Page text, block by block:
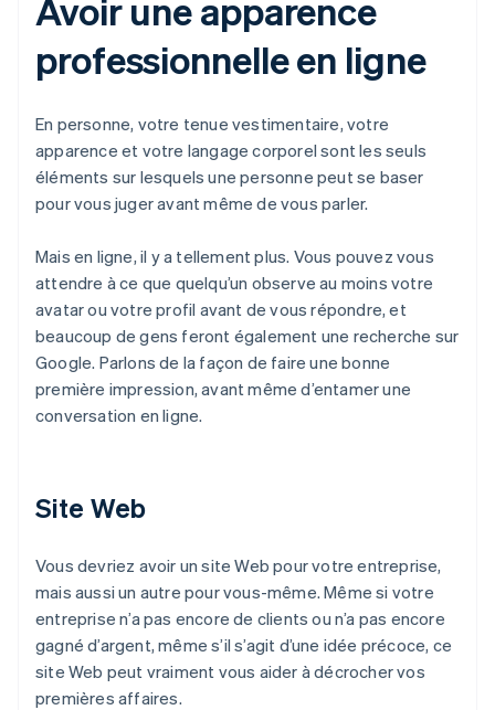
Avoir une apparence
professionnelle en ligne
En personne, votre tenue vestimentaire, votre
apparence et votre langage corporel sont les seuls
éléments sur lesquels une personne peut se baser
pour vous juger avant même de vous parler.
Mais en ligne, il y a tellement plus. Vous pouvez vous
attendre à ce que quelqu’un observe au moins votre
avatar ou votre profil avant de vous répondre, et
beaucoup de gens feront également une recherche sur
Google. Parlons de la façon de faire une bonne
première impression, avant même d’entamer une
conversation en ligne.
Site Web
Vous devriez avoir un site Web pour votre entreprise,
mais aussi un autre pour vous-même. Même si votre
entreprise n’a pas encore de clients ou n’a pas encore
gagné d’argent, même s’il s’agit d’une idée précoce, ce
site Web peut vraiment vous aider à décrocher vos
premières affaires.